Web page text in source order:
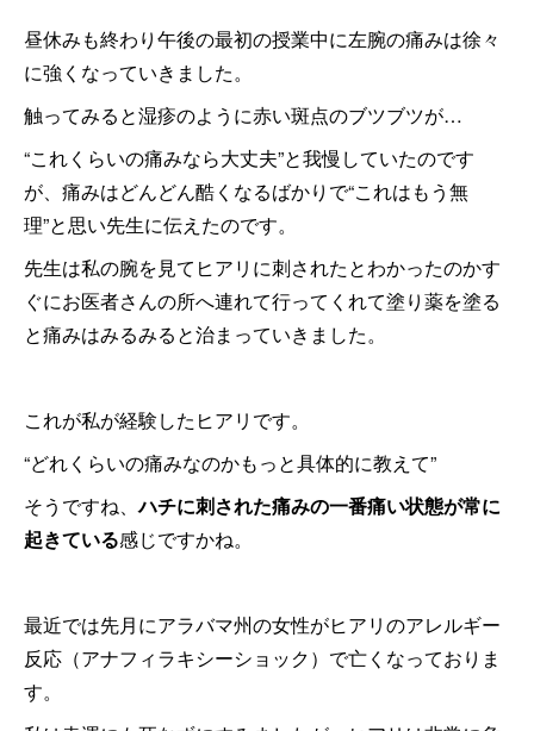
昼休みも終わり午後の最初の授業中に左腕の痛みは徐々
に強くなっていきました。
触ってみると湿疹のように赤い斑点のブツブツが…
“これくらいの痛みなら大丈夫”と我慢していたのです
が、痛みはどんどん酷くなるばかりで“これはもう無
理”と思い先生に伝えたのです。
先生は私の腕を見てヒアリに刺されたとわかったのかす
ぐにお医者さんの所へ連れて行ってくれて塗り薬を塗る
と痛みはみるみると治まっていきました。
これが私が経験したヒアリです。
“どれくらいの痛みなのかもっと具体的に教えて”
そうですね、ハチに刺された痛みの一番痛い状態が常に
起きている感じですかね。
最近では先月にアラバマ州の女性がヒアリのアレルギー
反応（アナフィラキシーショック）で亡くなっておりま
す。